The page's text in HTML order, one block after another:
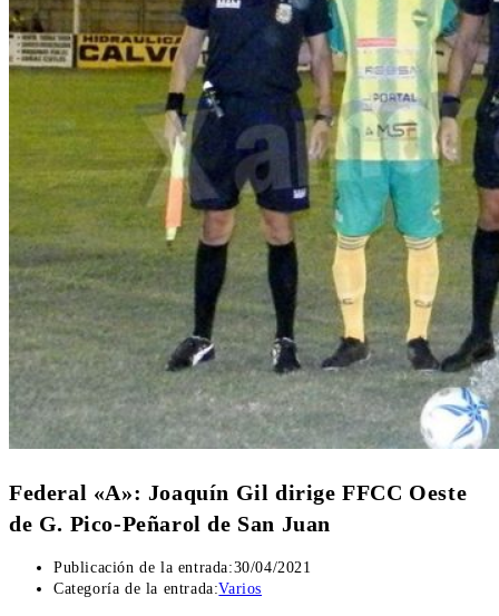
Federal «A»: Joaquín Gil dirige FFCC Oeste
de G. Pico-Peñarol de San Juan
Publicación de la entrada:30/04/2021
Categoría de la entrada:Varios